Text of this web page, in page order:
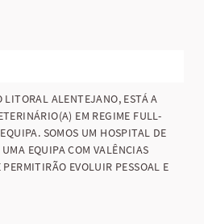
ALENTEJANO, ESTÁ A
EM REGIME FULL-
SOMOS UM HOSPITAL DE
EQUIPA COM VALÊNCIAS
EVOLUIR PESSOAL E